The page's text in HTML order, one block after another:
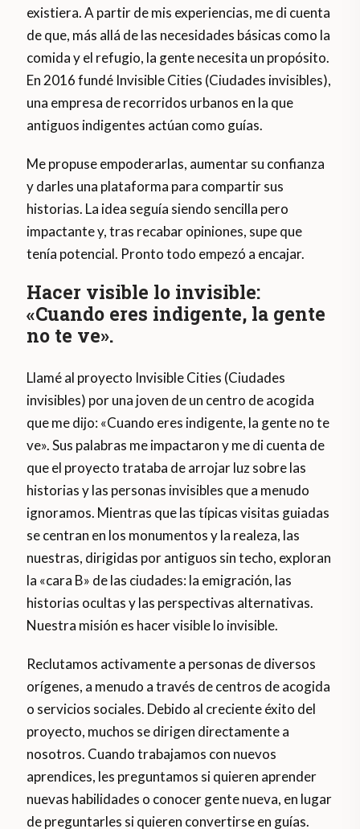
existiera. A partir de mis experiencias, me di cuenta
de que, más allá de las necesidades básicas como la
comida y el refugio, la gente necesita un propósito.
En 2016 fundé Invisible Cities (Ciudades invisibles),
una empresa de recorridos urbanos en la que
antiguos indigentes actúan como guías.
Me propuse empoderarlas, aumentar su confianza
y darles una plataforma para compartir sus
historias. La idea seguía siendo sencilla pero
impactante y, tras recabar opiniones, supe que
tenía potencial. Pronto todo empezó a encajar.
Hacer visible lo invisible:
«Cuando eres indigente, la gente
no te ve».
Llamé al proyecto Invisible Cities (Ciudades
invisibles) por una joven de un centro de acogida
que me dijo: «Cuando eres indigente, la gente no te
ve». Sus palabras me impactaron y me di cuenta de
que el proyecto trataba de arrojar luz sobre las
historias y las personas invisibles que a menudo
ignoramos. Mientras que las típicas visitas guiadas
se centran en los monumentos y la realeza, las
nuestras, dirigidas por antiguos sin techo, exploran
la «cara B» de las ciudades: la emigración, las
historias ocultas y las perspectivas alternativas.
Nuestra misión es hacer visible lo invisible.
Reclutamos activamente a personas de diversos
orígenes, a menudo a través de centros de acogida
o servicios sociales. Debido al creciente éxito del
proyecto, muchos se dirigen directamente a
nosotros. Cuando trabajamos con nuevos
aprendices, les preguntamos si quieren aprender
nuevas habilidades o conocer gente nueva, en lugar
de preguntarles si quieren convertirse en guías.